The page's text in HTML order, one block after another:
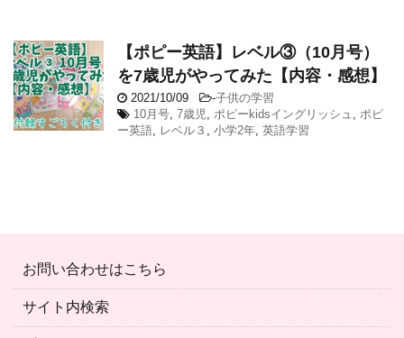
【ポピー英語】レベル③（10月号）
を7歳児がやってみた【内容・感想】
2021/10/09 -子供の学習
10月号, 7歳児, ポピーkidsイングリッシュ , ポピ
ー英語, レベル３ , 小学2年, 英語学習
お問い合わせはこちら
サイト内検索